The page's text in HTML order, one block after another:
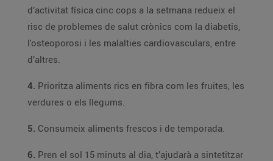
d’activitat física cinc cops a la setmana redueix el
risc de problemes de salut crònics com la diabetis,
l'osteoporosi i les malalties cardiovasculars, entre
d’altres.
4. Prioritza aliments rics en fibra com les fruites, les
verdures o els llegums.
5. Consumeix aliments frescos i de temporada.
6. Pren el sol 15 minuts al dia, t’ajudarà a sintetitzar